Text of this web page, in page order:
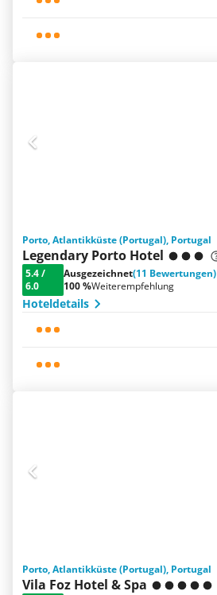
Porto, Atlantikküste (Portugal), Portugal
Legendary Porto Hotel
5.4/
6.0
Ausgezeichnet(11 Bewertungen)
100 %Weiterempfehlung
Hoteldetails
Porto, Atlantikküste (Portugal), Portugal
Vila Foz Hotel & Spa